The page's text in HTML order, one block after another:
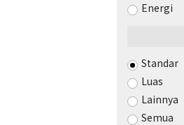
Energi
Standar
Luas
Lainnya
Semua